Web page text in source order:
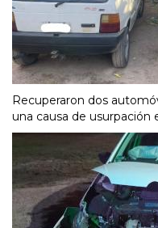
Recuperaron dos
una causa de usurpación